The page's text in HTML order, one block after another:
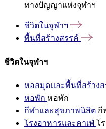
ทางปัญญาแห่งจุฬาฯ
ชีวิตในจุฬาฯ
พื้นที่สร้างสรรค์
ชีวิตในจุฬาฯ
หอสมุดและพื้นที่สร้างส
หอพัก หอพัก
กีฬาและสุขภาพนิสิต กี
โรงอาหารและคาเฟ่ โ